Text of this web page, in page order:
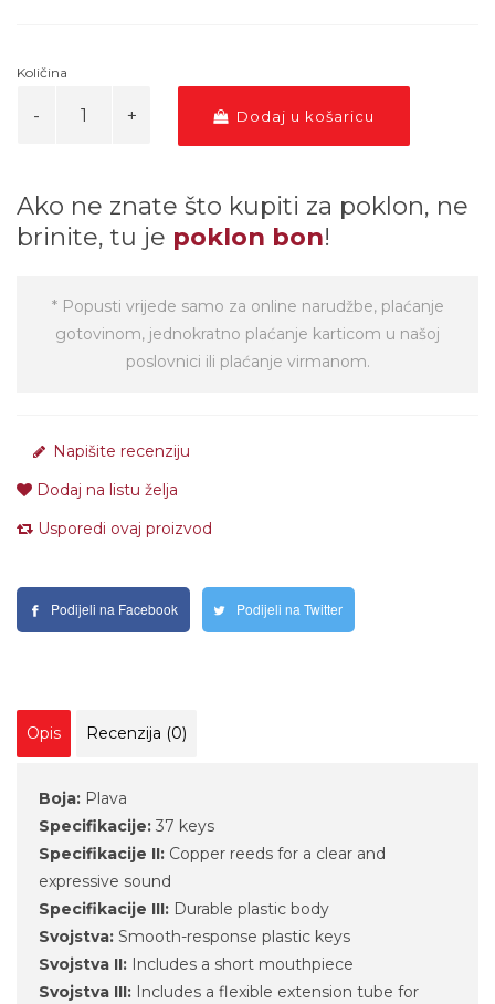
Količina
Dodaj u košaricu
Ako ne znate što kupiti za poklon, ne
brinite, tu je poklon bon!
* Popusti vrijede samo za online narudžbe, plaćanje
gotovinom, jednokratno plaćanje karticom u našoj
poslovnici ili plaćanje virmanom.
Napišite recenziju
Dodaj na listu želja
Usporedi ovaj proizvod
Podijeli na Facebook Podijeli na Twitter
Opis Recenzija (0)
Boja: Plava
Specifikacije: 37 keys
Specifikacije II: Copper reeds for a clear and
expressive sound
Specifikacije III: Durable plastic body
Svojstva: Smooth-response plastic keys
Svojstva II: Includes a short mouthpiece
Svojstva III: Includes a flexible extension tube for